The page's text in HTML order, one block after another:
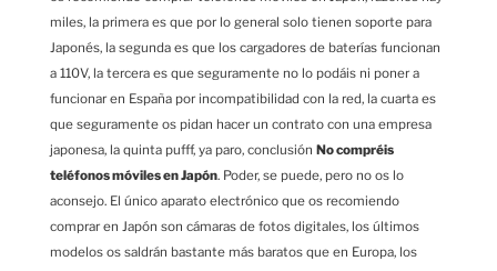
miles, la primera es que por lo general solo tienen soporte para
Japonés, la segunda es que los cargadores de baterías funcionan
a 110V, la tercera es que seguramente no lo podáis ni poner a
funcionar en España por incompatibilidad con la red, la cuarta es
que seguramente os pidan hacer un contrato con una empresa
japonesa, la quinta pufff, ya paro, conclusión No compréis
teléfonos móviles en Japón. Poder, se puede, pero no os lo
aconsejo. El único aparato electrónico que os recomiendo
comprar en Japón son cámaras de fotos digitales, los últimos
modelos os saldrán bastante más baratos que en Europa, los